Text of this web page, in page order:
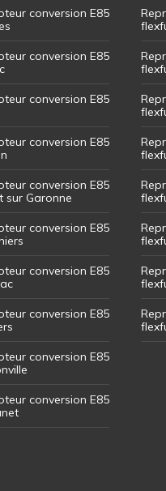
conversion E85
conversion E85
conversion E85
conversion E85
conversion E85
sur Garonne
conversion E85
conversion E85
conversion E85
conversion E85
conversion E85